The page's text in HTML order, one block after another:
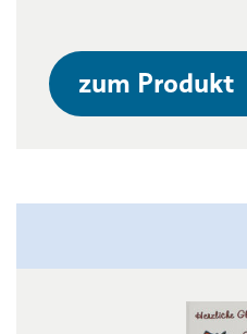
zum Produkt